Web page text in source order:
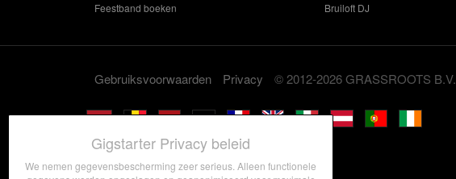
Feestband boeken
Bruiloft DJ
Gebruiksvoorwaarden Privacy © 2012-2026 GRASSROOTS B.V.
Gigstarter Privacy beleid
We nemen gegevensbescherming zeer serieus. Alleen functionele